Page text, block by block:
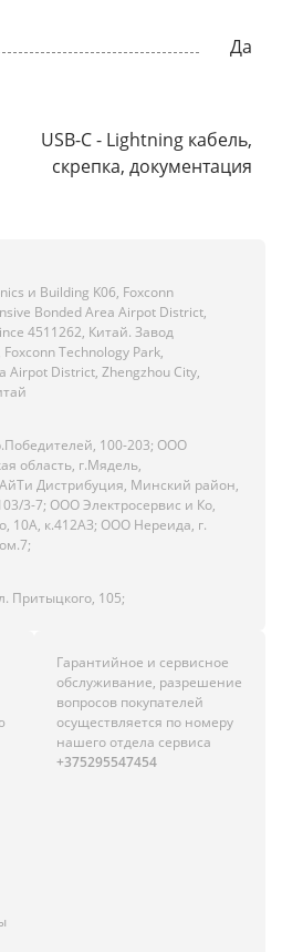
Да
USB-C - Lightning кабель,
скрепка, документация
и Building K06, Foxconn
Bonded Area Airpot District,
4511262, Китай. Завод
Technology Park,
Airpot District, Zhengzhou City,
100-203; ООО
область, г.Мядель,
Дистрибуция, Минский район,
3-7; ООО Электросервис и Ко,
10А, к.412АЗ; ООО Нереида, г.
Притыцкого, 105;
Гарантийное и сервисное
обслуживание, разрешение
вопросов покупателей
осуществляется по номеру
нашего отдела сервиса
+375295547454